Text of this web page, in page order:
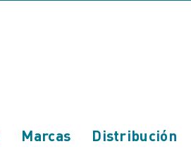
Marcas Distribución